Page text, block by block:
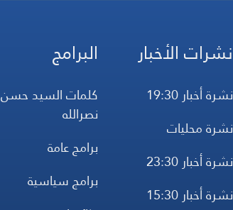
نشرات الأخبار
نشرة أخبار 19:30
نشرة محليات
نشرة أخبار 23:30
نشرة أخبار 15:30
البرامج
كلمات السيد حسن
نصرالله
برامج عامة
برامج سياسية